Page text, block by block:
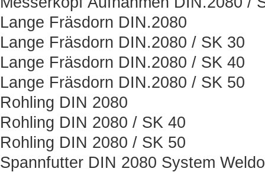
Lange Fräsdorn DIN.2080
Lange Fräsdorn DIN.2080 / SK 30
Lange Fräsdorn DIN.2080 / SK 40
Lange Fräsdorn DIN.2080 / SK 50
Rohling DIN 2080
Rohling DIN 2080 / SK 40
Rohling DIN 2080 / SK 50
Spannfutter DIN 2080 System